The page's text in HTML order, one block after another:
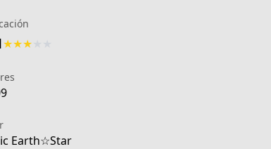
★★★
Earth☆Star